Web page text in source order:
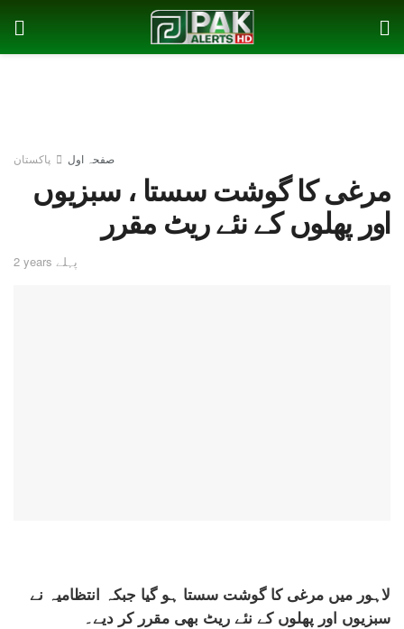
صفحہ اول پاکستان
مرغی کا گوشت سستا ، سبزیوں
اور پھلوں کے نئے ریٹ مقرر
2 years پہلے
لاہور میں مرغی کا گوشت سستا ہو گیا جبکہ انتظامیہ نے
سبزیوں اور پھلوں کے نئے ریٹ بھی مقرر کر دیے۔